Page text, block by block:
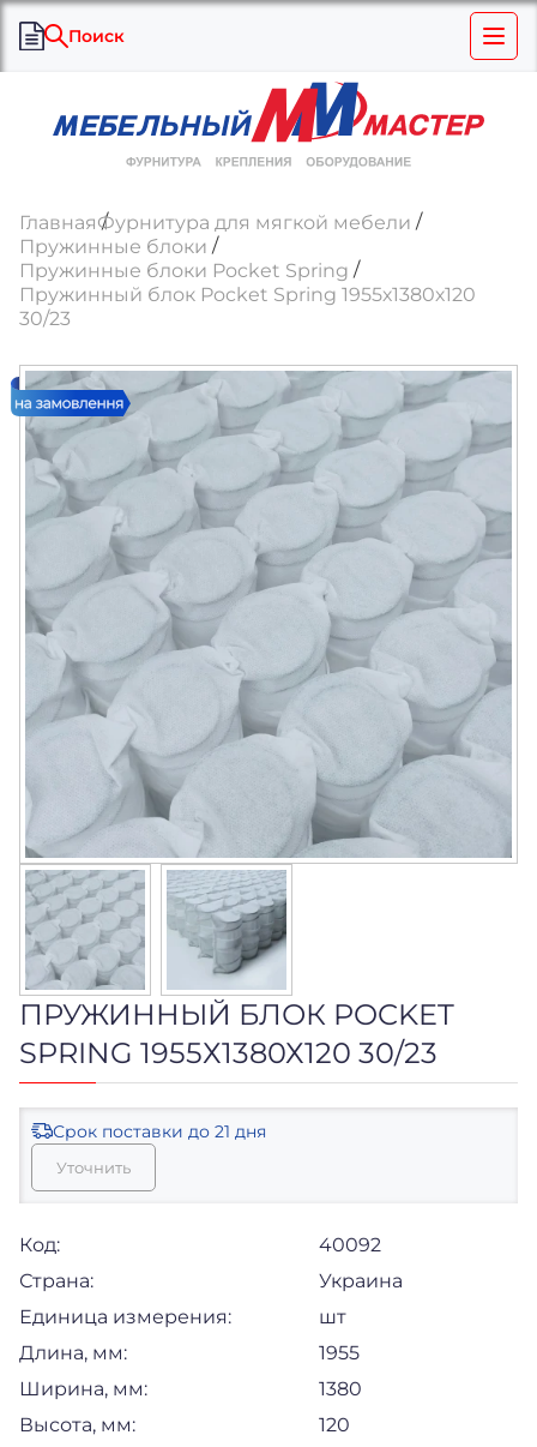
Поиск
ГлавнаяФурнитура для мягкой мебели
Пружинные блоки
Пружинные блоки Pocket Spring
Пружинный блок Pocket Spring 1955х1380х120
30/23
ПРУЖИННЫЙ БЛОК POCKET
SPRING 1955Х1380Х120 30/23
Срок поставки до 21 дня
Уточнить
Код:
40092
Страна:
Украина
Единица измерения:
шт
Длина, мм:
1955
Ширина, мм:
1380
Высота, мм:
120